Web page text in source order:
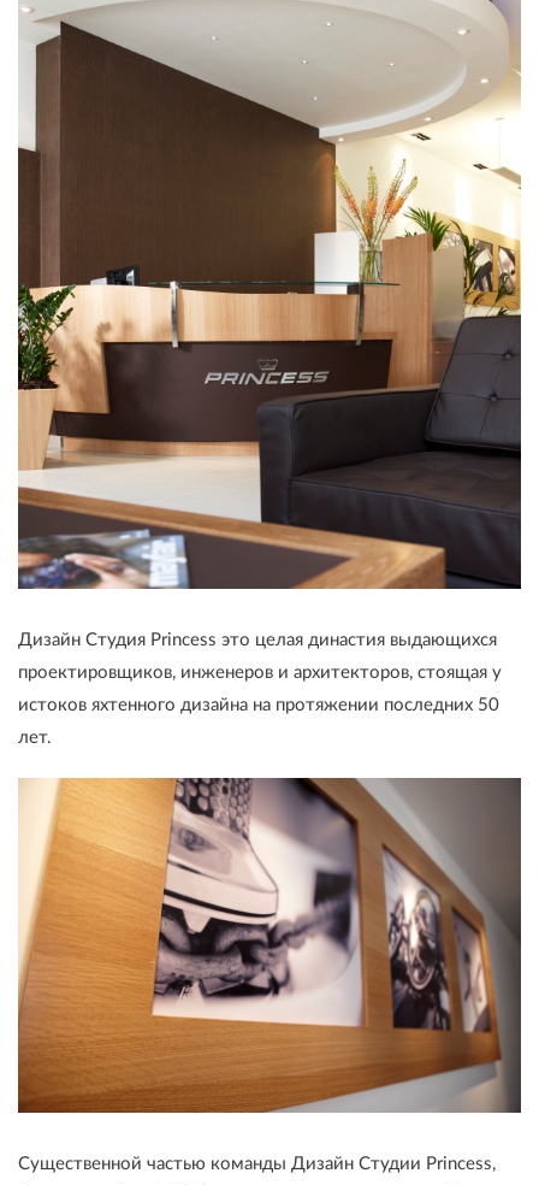
Дизайн Студия Princess это целая династия выдающихся
проектировщиков, инженеров и архитекторов, стоящая у
истоков яхтенного дизайна на протяжении последних 50
лет.
Существенной частью команды Дизайн Студии Princess,